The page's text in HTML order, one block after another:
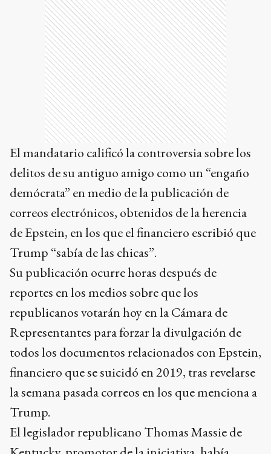
El mandatario calificó la controversia sobre los
delitos de su antiguo amigo como un “engaño
demócrata” en medio de la publicación de
correos electrónicos, obtenidos de la herencia
de Epstein, en los que el financiero escribió que
Trump “sabía de las chicas”.
Su publicación ocurre horas después de
reportes en los medios sobre que los
republicanos votarán hoy en la Cámara de
Representantes para forzar la divulgación de
todos los documentos relacionados con Epstein,
financiero que se suicidó en 2019, tras revelarse
la semana pasada correos en los que menciona a
Trump.
El legislador republicano Thomas Massie de